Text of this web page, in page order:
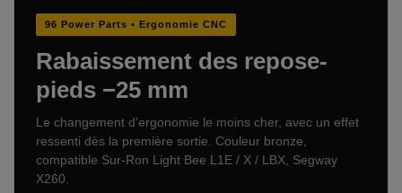
96 Power Parts • Ergonomie CNC
Rabaissement des repose-
pieds −25 mm
Le changement d’ergonomie le moins cher, avec un effet
ressenti dès la première sortie. Couleur bronze,
compatible Sur-Ron Light Bee L1E / X / LBX, Segway
X260.